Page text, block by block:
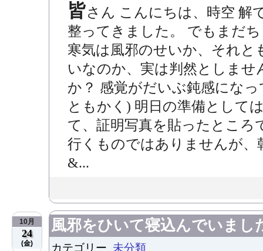
皆さん こんにちは、時空 解
整ってきました。 でもまだ
寒気は風邪のせいか、それと
いなのか、実は判然としま
か？ 感覚がだいぶ鈍感にな
ともかく) 明日の準備として
て、証明写真を貼ったところ
行くものではありませんが、
&...
10月
24
(金)
風邪をひいて寝込んでいま
カテゴリー 未分類